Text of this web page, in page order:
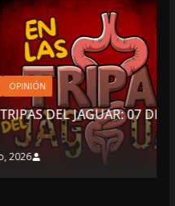
07 DE AGOSTO DE